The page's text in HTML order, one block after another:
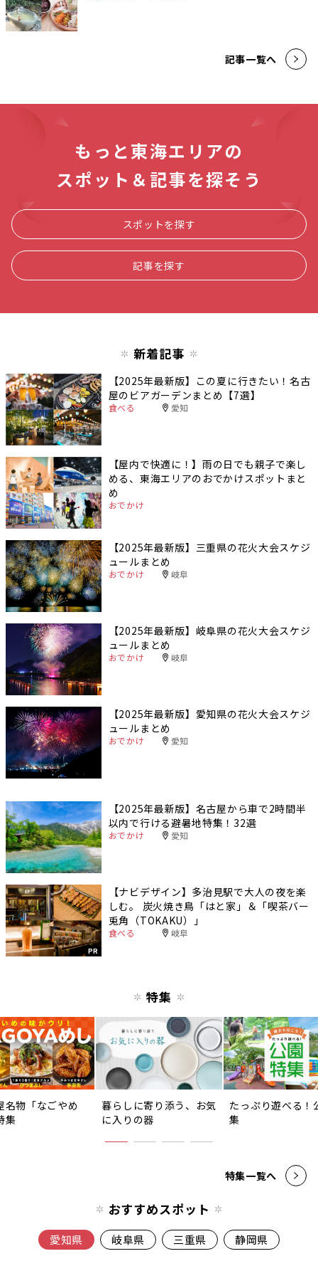
記事一覧へ
もっと東海エリアの
スポット＆記事を探そう
スポットを探す
記事を探す
新着記事
【2025年最新版】この夏に行きたい！名古
屋のビアガーデンまとめ【7選】
食べる 愛知
【屋内で快適に！】雨の日でも親子で楽し
める、東海エリアのおでかけスポットまと
め
おでかけ
【2025年最新版】三重県の花火大会スケジ
ュールまとめ
おでかけ 岐阜
【2025年最新版】岐阜県の花火大会スケジ
ュールまとめ
おでかけ 岐阜
【2025年最新版】愛知県の花火大会スケジ
ュールまとめ
おでかけ 愛知
【2025年最新版】名古屋から車で2時間半
以内で行ける避暑地特集！32選
おでかけ 愛知
PR
【ナビデザイン】多治見駅で大人の夜を楽
しむ。 炭火焼き鳥「はと家」＆「喫茶バー
兎角（TOKAKU）」
食べる 岐阜
特集
名物「なごやめ
集
暮らしに寄り添う、お気
に入りの器
たっぷり遊べる！
集
特集一覧へ
おすすめスポット
愛知県 岐阜県 三重県 静岡県